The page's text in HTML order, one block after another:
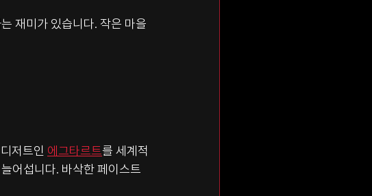
재미가 있습니다. 작은 마을
저트인 에그타르트를 세계적
어섭니다. 바삭한 페이스트